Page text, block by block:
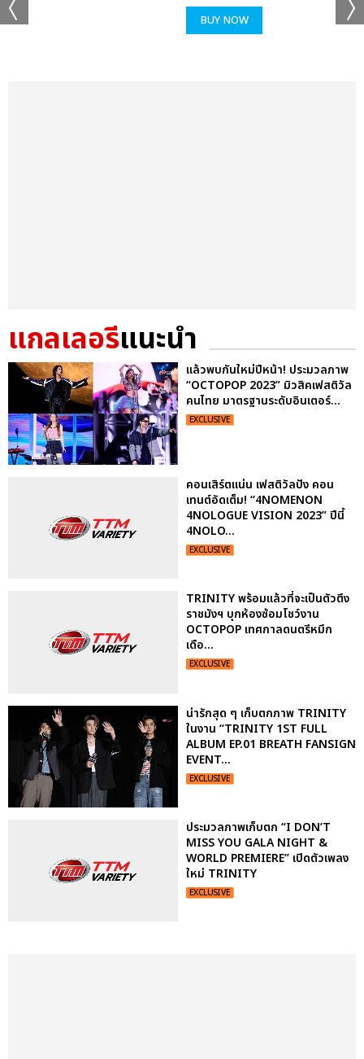
BUY NOW
แกลเลอรีแนะนำ
แล้วพบกันใหม่ปีหน้า! ประมวลภาพ
“OCTOPOP 2023” มิวสิคเฟสติวัล
คนไทย มาตรฐานระดับอินเตอร์...
EXCLUSIVE
คอนเสิร์ตแน่น เฟสติวัลปัง คอน
เทนต์อัดเต็ม! “4NOMENON
4NOLOGUE VISION 2023” ปีนี้
4NOLO...
EXCLUSIVE
TRINITY พร้อมแล้วที่จะเป็นตัวตึง
ราชมังฯ บุกห้องซ้อมโชว์งาน
OCTOPOP เทศกาลดนตรีหมึก
เดือ...
EXCLUSIVE
น่ารักสุด ๆ เก็บตกภาพ TRINITY
ในงาน “TRINITY 1ST FULL
ALBUM EP.01 BREATH FANSIGN
EVENT...
EXCLUSIVE
ประมวลภาพเก็บตก “I DON’T
MISS YOU GALA NIGHT &
WORLD PREMIERE” เปิดตัวเพลง
ใหม่ TRINITY
EXCLUSIVE